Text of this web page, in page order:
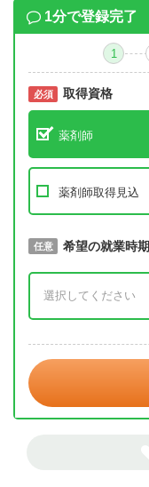
1分で登録完了
1
必須 取得資格
薬剤師
薬剤師取得見込
必須 取得予定年
任意 希望の就業時期